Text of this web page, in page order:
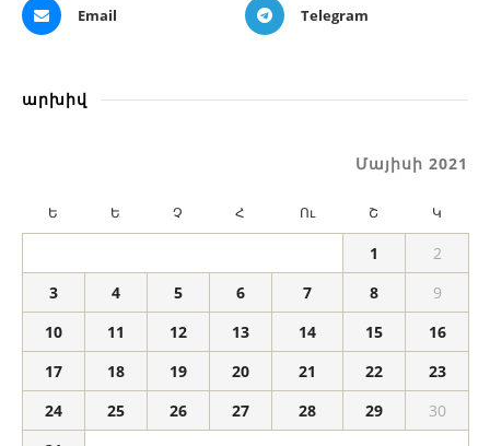
Email Telegram
արխիվ
Մայիսի 2021
Ե Ե Չ Հ Ու Շ Կ
1
2
3
4 5 6 7 8
9
10
11 12 13 14 15
16
17
18 19 20 21 22
23
24
25 26 27 28 29
30